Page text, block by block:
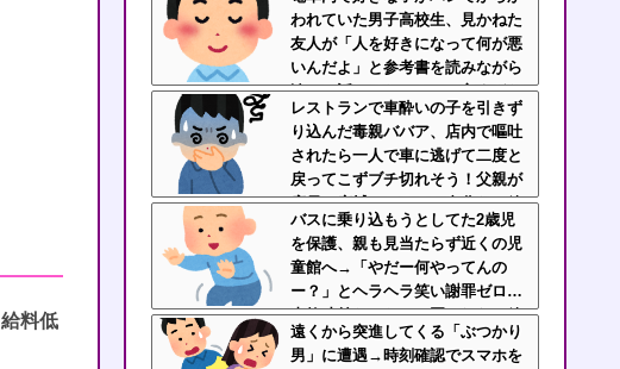
料低
われていた男子高校生、見かねた
友人が「人を好きになって何が悪
いんだよ」と参考書を読みながら
淡々と話してた←カッコ良すぎだ
ろ
レストランで車酔いの子を引きず
り込んだ毒親ババア、店内で嘔吐
されたら一人で車に逃げて二度と
戻ってこずブチ切れそう！父親が
店員と床拭いてるのに自分だけ放
置とか人間性疑うわ
バスに乗り込もうとしてた2歳児
を保護、親も見当たらず近くの児
童館へ→「やだー何やってんの
ー？」とヘラヘラ笑い謝罪ゼロ…
事故寸前だったのに悪びれない放
置親なんなの？
遠くから突進してくる「ぶつかり
男」に遭遇→時刻確認でスマホを